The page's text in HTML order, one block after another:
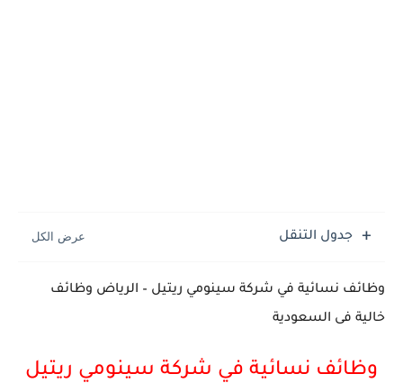
جدول التنقل
وظائف نسائية في شركة سينومي ريتيل – الرياض وظائف
خالية فى السعودية
وظائف نسائية في شركة سينومي ريتيل